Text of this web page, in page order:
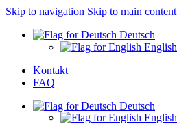
Skip to navigation Skip to main content
Deutsch
English
Kontakt
FAQ
Deutsch
English